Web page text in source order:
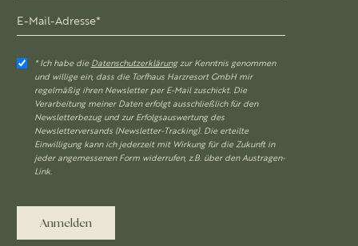
* Ich habe die Datenschutzerklärungzur Kenntnis genommen
und willige ein, dass die Torfhaus Harzresort GmbH mir
regelmäßig ihren Newsletter per E-Mail zuschickt. Die
Verarbeitung meiner Daten erfolgt ausschließlich für den
Newsletterbezug und zur Erfolgsauswertung des
Newsletterversands (Newsletter-Tracking). Die erteilte
Einwilligung kann ich jederzeit mit Wirkung für die Zukunft in
jeder angemessenen Form widerrufen, z.B. über den Austragen-
Link.
Anmelden